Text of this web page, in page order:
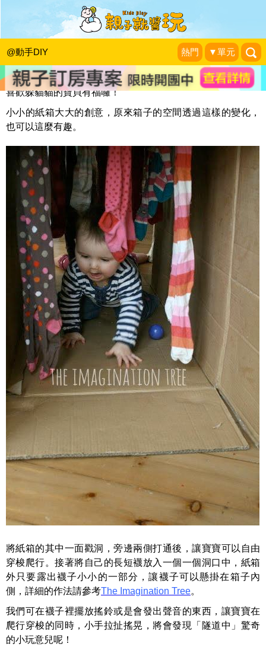
@動手DIY 熱門 ▼單元
有趣的襪子隧道
KidsPlay編輯室
喜歡躲貓貓的寶貝有福囉！
小小的紙箱大大的創意，原來箱子的空間透過這樣的變化，
也可以這麼有趣。
將紙箱的其中一面戳洞，旁邊兩側打通後，讓寶寶可以自由
穿梭爬行。接著將自己的長短襪放入一個一個洞口中，紙箱
外只要露出襪子小小的一部分，讓襪子可以懸掛在箱子內
側，詳細的作法請參考The Imagination Tree。
我們可在襪子裡擺放搖鈴或是會發出聲音的東西，讓寶寶在
爬行穿梭的同時，小手拉扯搖晃，將會發現「隧道中」驚奇
的小玩意兒呢！